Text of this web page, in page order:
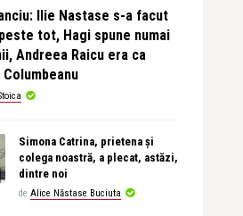
Ilie Nastase s-a facut
tot, Hagi spune numai
Andreea Raicu era ca
Columbeanu
Simona Catrina, prietena și
colega noastră, a plecat, astăzi,
dintre noi
de Alice Năstase Buciuta